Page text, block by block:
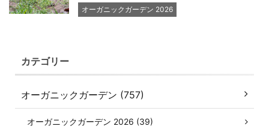
オーガニックガーデン 2026
カテゴリー
オーガニックガーデン (757)
オーガニックガーデン 2026 (39)